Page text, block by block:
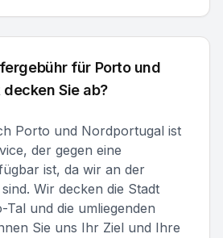
für Porto und
Sie ab?
Porto und Nordportugal ist
der gegen eine
ist, da wir an der
Wir decken die Stadt
und die umliegenden
Sie uns Ihr Ziel und Ihre